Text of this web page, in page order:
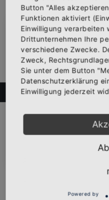
FILTER
Girly-Shirt "MALLE UND
Vorderseite bedruckt mit dem
19,95 €
Abonniere jetzt
Bekomme die
Produkte und zudem
deine nächste
Button "Alles
Funktionen aktiviert
Einwilligung verarbeiten
Drittunternehmen Ihre
verschiedene Zwecke.
Zweck,
Sie unter dem Button
Datenschutzerklärung
Einwilligung jederzeit
Powered by